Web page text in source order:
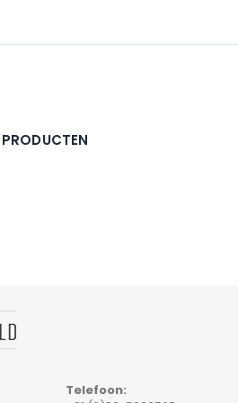
PRODUCTEN
Telefoon: